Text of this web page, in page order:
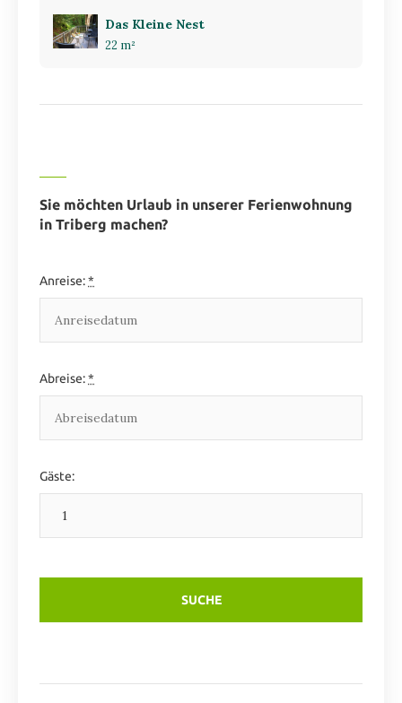
Das Kleine Nest
22 m²
Sie möchten Urlaub in unserer Ferienwohnung
in Triberg machen?
Anreise:*
Abreise:*
Gäste: